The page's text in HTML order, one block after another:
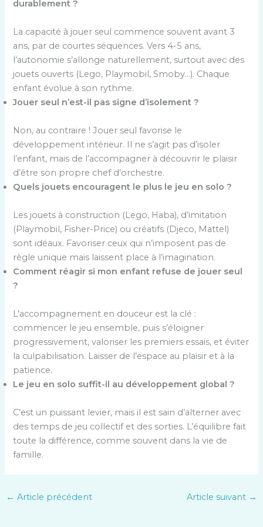
durablement ?
La capacité à jouer seul commence souvent avant 3
ans, par de courtes séquences. Vers 4-5 ans,
l’autonomie s’allonge naturellement, surtout avec des
jouets ouverts (Lego, Playmobil, Smoby…). Chaque
enfant évolue à son rythme.
Jouer seul n’est-il pas signe d’isolement ?
Non, au contraire ! Jouer seul favorise le
développement intérieur. Il ne s’agit pas d’isoler
l’enfant, mais de l’accompagner à découvrir le plaisir
d’être son propre chef d’orchestre.
Quels jouets encouragent le plus le jeu en solo ?
Les jouets à construction (Lego, Haba), d’imitation
(Playmobil, Fisher-Price) ou créatifs (Djeco, Mattel)
sont idéaux. Favoriser ceux qui n’imposent pas de
règle unique mais laissent place à l’imagination.
Comment réagir si mon enfant refuse de jouer seul
?
L’accompagnement en douceur est la clé :
commencer le jeu ensemble, puis s’éloigner
progressivement, valoriser les premiers essais, et éviter
la culpabilisation. Laisser de l’espace au plaisir et à la
patience.
Le jeu en solo suffit-il au développement global ?
C’est un puissant levier, mais il est sain d’alterner avec
des temps de jeu collectif et des sorties. L’équilibre fait
toute la différence, comme souvent dans la vie de
famille.
← Article précédent Article suivant →